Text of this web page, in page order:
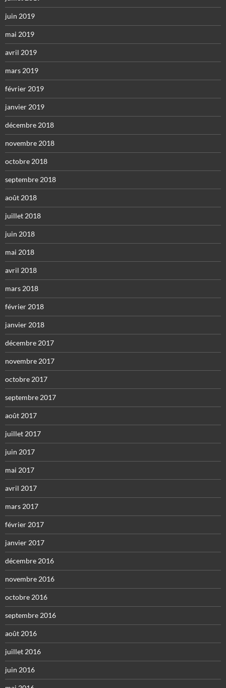
juin 2019
mai 2019
avril 2019
mars 2019
février 2019
janvier 2019
décembre 2018
novembre 2018
octobre 2018
septembre 2018
août 2018
juillet 2018
juin 2018
mai 2018
avril 2018
mars 2018
février 2018
janvier 2018
décembre 2017
novembre 2017
octobre 2017
septembre 2017
août 2017
juillet 2017
juin 2017
mai 2017
avril 2017
mars 2017
février 2017
janvier 2017
décembre 2016
novembre 2016
octobre 2016
septembre 2016
août 2016
juillet 2016
juin 2016